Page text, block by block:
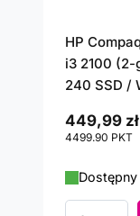
HP
i3 2100 (2-
240 SSD /
449,99 zł
4499.90 PKT